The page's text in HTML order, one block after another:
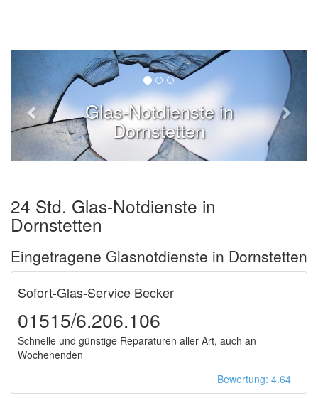
Glas-Notdienste in
Dornstetten
24 Std. Glas-Notdienste in
Dornstetten
Eingetragene Glasnotdienste in Dornstetten
Sofort-Glas-Service Becker
01515/6.206.106
Schnelle und günstige Reparaturen aller Art, auch an
Wochenenden
Bewertung: 4.64